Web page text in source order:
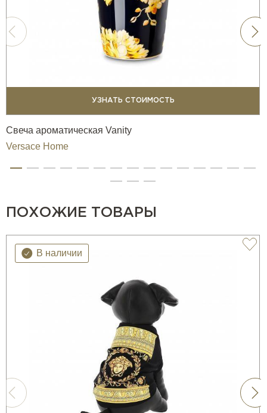
УЗНАТЬ СТОИМОСТЬ
Свеча ароматическая Vanity
Versace Home
ПОХОЖИЕ ТОВАРЫ
В наличии